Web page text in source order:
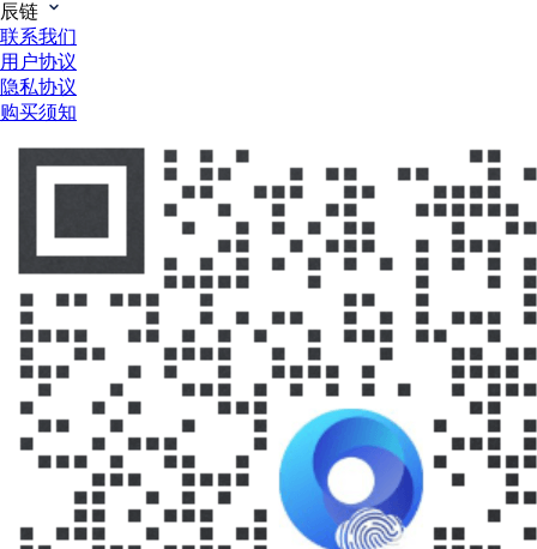
辰链
联系我们
用户协议
隐私协议
购买须知